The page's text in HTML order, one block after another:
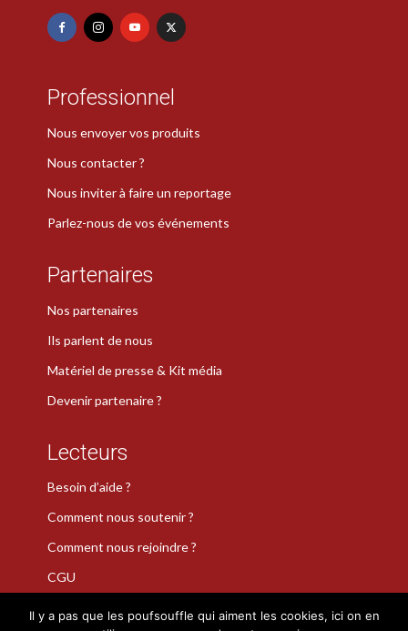
Professionnel
Nous envoyer vos produits
Nous contacter ?
Nous inviter à faire un reportage
Parlez-nous de vos événements
Partenaires
Nos partenaires
Ils parlent de nous
Matériel de presse & Kit média
Devenir partenaire ?
Lecteurs
Besoin d’aide ?
Comment nous soutenir ?
Comment nous rejoindre ?
CGU
Il y a pas que les poufsouffle qui aiment les cookies, ici on en